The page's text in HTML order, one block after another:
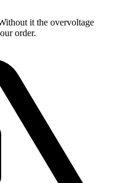
it the overvoltage
order.